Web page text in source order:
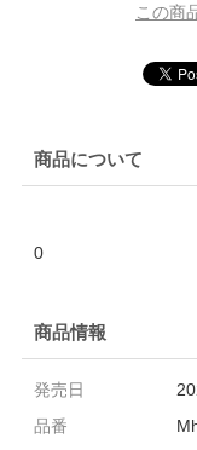
この商
商品について
0
商品情報
発売日
品番